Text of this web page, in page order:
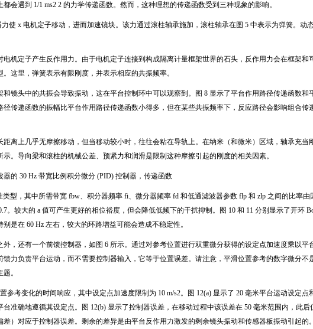
都会遇到 1/1 ms2 2 的力学传递函数。然而，这种理想的传递函数受到三种现象的影响。
使 x 电机定子移动，进而加速镜块。该力通过滚柱轴承施加，滚柱轴承在图 5 中表示为弹簧。动
电机定子产生反作用力。由于电机定子连接到构成隔离计量框架世界的石头，反作用力会在框架和
这里，弹簧表示有限刚度，并表示相应的共振频率。
和镜头中的共振会导致振动，这在平台控制环中可以观察到。图 8 显示了平台作用路径传递函数和
径传递函数的振幅比平台作用路径传递函数小得多，但在某些共振频率下，反应路径会影响组合传
距离上几乎无摩擦移动，但当移动较小时，往往会粘在导轨上。在纳米（和微米）区域，轴承充当
示。导向梁和滚柱的机械公差、预紧力和润滑是限制这种摩擦引起的刚度的相关因素。
器的 30 Hz 带宽比例积分微分 (PID) 控制器，传递函数
类型，其中所需带宽 fbw、积分器频率 fi、微分器频率 fd 和低通滤波器参数 flp 和 zlp 之间的比率由
。较大的 a 值可产生更好的相位裕度，但会降低低频下的干扰抑制。图 10 和 11 分别显示了开环
别是在 60 Hz 左右，较大的环路增益可能会造成不稳定性。
外，还有一个前馈控制器，如图 6 所示。通过对参考位置进行双重微分获得的设定点加速度乘以平
馈力负责平台运动，而不需要控制器输入，它等于位置误差。请注意，平滑位置参考的数字微分不
。
参考变化的时间响应，其中设定点加速度限制为 10 m/s2。图 12(a) 显示了 20 毫米平台运动设定点
台准确地遵循其设定点。图 12(b) 显示了控制器误差，在移动过程中该误差在 50 毫米范围内，此后
差）对应于控制器误差。剩余的差异是由平台反作用力激发的剩余镜头振动和传感器板振动引起的